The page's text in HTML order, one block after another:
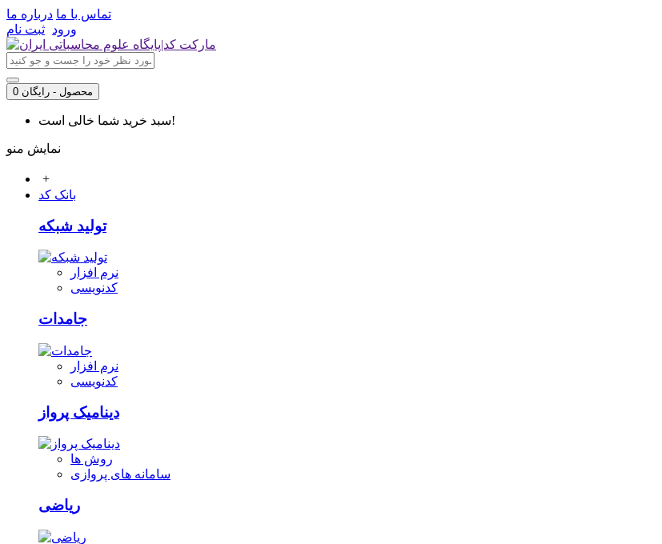
تماس با ما درباره ما
ورود ثبت نام
0 محصول - رایگان
سبد خرید شما خالی است!
نمایش منو
+
بانک کد
تولید شبکه
نرم افزار
کدنویسی
جامدات
نرم افزار
کدنویسی
دینامیک پرواز
روش ها
سامانه های پروازی
ریاضی